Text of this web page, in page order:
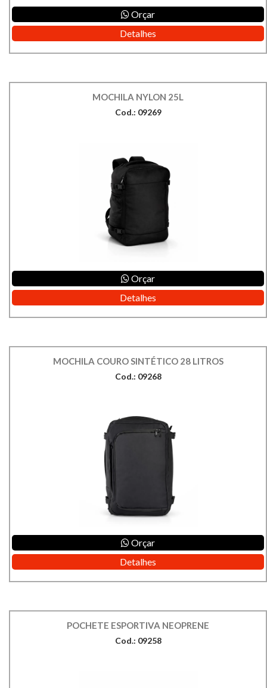
Orçar
Detalhes
MOCHILA NYLON 25L
Cod.: 09269
Orçar
Detalhes
MOCHILA COURO SINTÉTICO 28 LITROS
Cod.: 09268
Orçar
Detalhes
POCHETE ESPORTIVA NEOPRENE
Cod.: 09258